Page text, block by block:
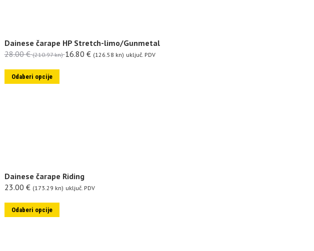
Dainese čarape HP Stretch-limo/Gunmetal
28.00€ (210.97 kn) 16.80 € (126.58 kn) uključ. PDV
Odaberi opcije
Dainese čarape Riding
23.00 € (173.29 kn) uključ. PDV
Odaberi opcije